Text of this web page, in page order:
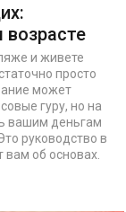
возрасте
и живете
просто
может
гуру, но на
вашим деньгам
руководство в
об основах.